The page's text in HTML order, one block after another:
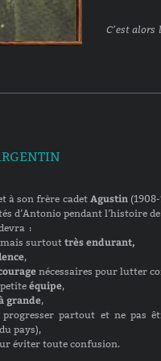
C’est
à son frère cadet Agustin
d’Antonio pendant l’histoire
:
mais surtouttrès endurant,
,
nécessaires pour lutter
petiteéquipe,
grande,
partout et ne pas
pays),
éviter toute confusion.